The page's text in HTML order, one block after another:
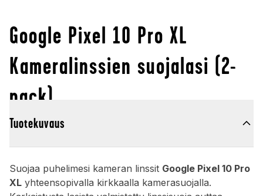
Google Pixel 10 Pro XL
Kameralinssien suojalasi (2-
pack)
Tuotekuvaus
Suojaa puhelimesi kameran linssit Google Pixel 10 Pro
XL yhteensopivalla kirkkaalla kamerasuojalla.